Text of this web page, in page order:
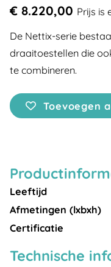
€ 8.220,00 Prijs is
De Nettix-serie
draaitoestellen die
te combineren.
Toevoegen
Leeftijd
Afmetingen (lxbxh)
Certificatie
Technische